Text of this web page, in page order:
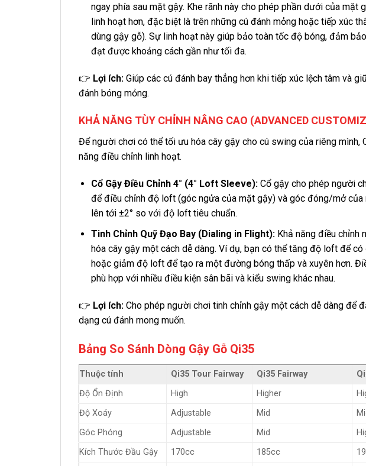
ngay phía sau mặt gậy. Khe rãnh này cho phép phần dưới của mặt
linh hoạt hơn, đặc biệt là trên những cú đánh mỏng hoặc tiếp xúc
dùng gậy gỗ). Sự linh hoạt này giúp bảo toàn tốc độ bóng, đảm
đạt được khoảng cách gần như tối đa.
👉 Lợi ích: Giúp các cú đánh bay thẳng hơn khi tiếp xúc lệch tâm và
đánh bóng mỏng.
KHẢ NĂNG TÙY CHỈNH NÂNG CAO (ADVANCED
Để người chơi có thể tối ưu hóa cây gậy cho cú swing của riêng
năng điều chỉnh linh hoạt.
Cổ Gậy Điều Chỉnh 4° (4° Loft Sleeve):Cổ gậy cho phép người
để điều chỉnh độ loft (góc ngửa của mặt gậy) và góc đóng/mở
lên tới ±2° so với độ loft tiêu chuẩn.
Tinh Chỉnh Quỹ Đạo Bay (Dialing in Flight):Khả năng điều chỉnh
hóa cây gậy một cách dễ dàng. Ví dụ, bạn có thể tăng độ loft để
hoặc giảm độ loft để tạo ra một đường bóng thấp và xuyên hơn.
phù hợp với nhiều điều kiện sân bãi và kiểu swing khác nhau.
👉 Lợi ích: Cho phép người chơi tinh chỉnh gậy một cách dễ dàng để
dạng cú đánh mong muốn.
Bảng So Sánh Dòng Gậy Gỗ Qi35
Thuộc tính Qi35 Tour Fairway Qi35 Fairway
Độ Ổn Định
High Higher
Độ Xoáy
Adjustable Mid
Góc Phóng
Adjustable Mid
Kích Thước Đầu Gậy
170cc 185cc